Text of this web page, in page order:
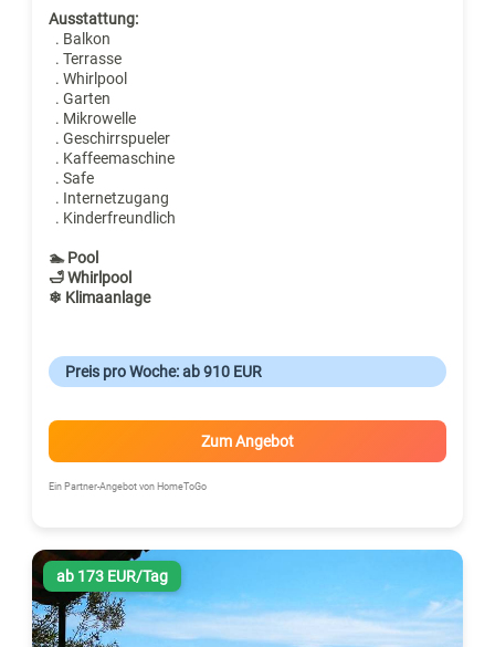
Ausstattung:
. Balkon
. Terrasse
. Whirlpool
. Garten
. Mikrowelle
. Geschirrspueler
. Kaffeemaschine
. Safe
. Internetzugang
. Kinderfreundlich
🏊 Pool
🛁 Whirlpool
❄ Klimaanlage
Preis pro Woche: ab 910 EUR
Zum Angebot
Ein Partner-Angebot von HomeToGo
ab 173 EUR/Tag